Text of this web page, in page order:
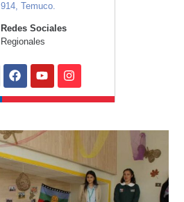
914, Temuco.
Redes Sociales
Regionales